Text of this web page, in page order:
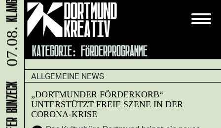
KATEGORIE: FÖRDERPROGRAMME
ALLGEMEINE NEWS
„DORTMUNDER FÖRDERKORB“
UNTERSTÜTZT FREIE SZENE IN DER
CORONA-KRISE
07.08.